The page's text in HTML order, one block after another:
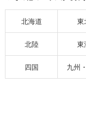
北海道 東
北陸 東
四国 九州